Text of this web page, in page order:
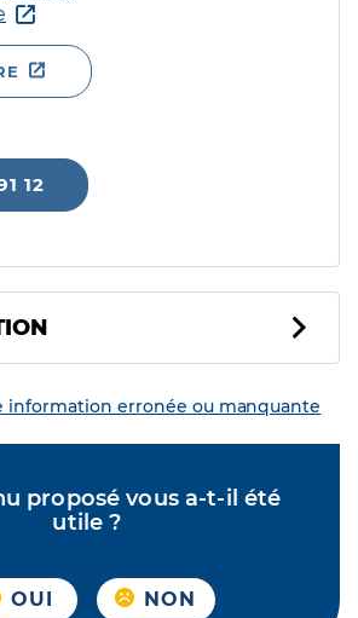
12
information erronée ou manquante
proposé vous a-t-il été
utile ?
OUI NON